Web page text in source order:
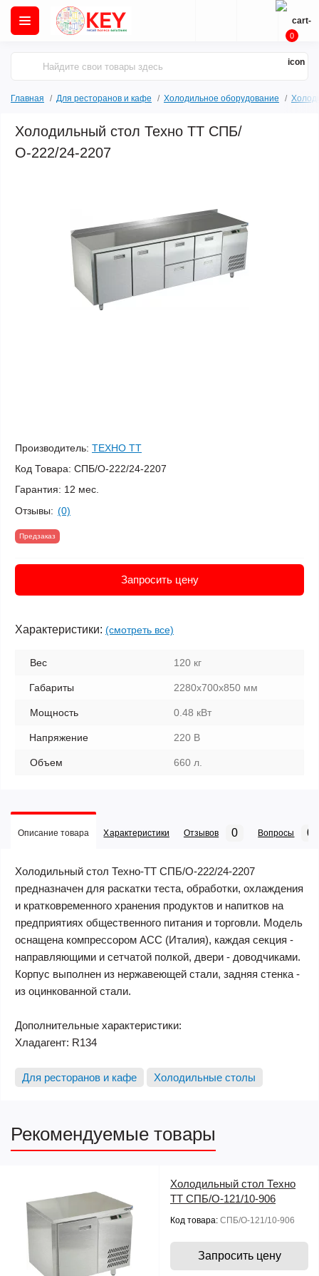
0
Главная Для ресторанов и кафе Холодильное оборудование
Холодильный стол Техно ТТ СПБ/
О-222/24-2207
Производитель: ТЕХНО ТТ
Код Товара: СПБ/О-222/24-2207
Гарантия: 12 мес.
Отзывы: (0)
Предзаказ
Запросить цену
Характеристики: (смотреть все)
Вес 120 кг
Габариты 2280х700х850 мм
Мощность 0.48 кВт
Напряжение 220 В
Объем 660 л.
Описание товара Характеристики Отзывов 0 Вопросы 0
Холодильный стол Техно-ТТ СПБ/О-222/24-2207
предназначен для раскатки теста, обработки, охлаждения
и кратковременного хранения продуктов и напитков на
предприятиях общественного питания и торговли. Модель
оснащена компрессором АСС (Италия), каждая секция -
направляющими и сетчатой полкой, двери - доводчиками.
Корпус выполнен из нержавеющей стали, задняя стенка -
из оцинкованной стали.
Дополнительные характеристики:
Хладагент: R134
Для ресторанов и кафе Холодильные столы
Рекомендуемые товары
Холодильный стол Техно
ТТ СПБ/О-121/10-906
Код товара: СПБ/О-121/10-906
Запросить цену